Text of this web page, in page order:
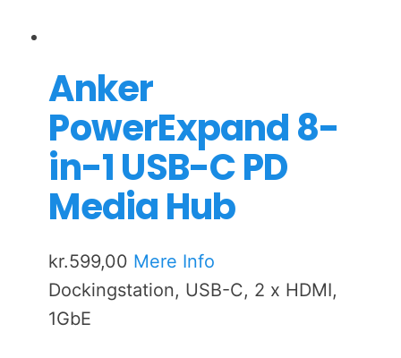
Anker
PowerExpand 8-
in-1 USB-C PD
Media Hub
kr.599,00 Mere Info
Dockingstation, USB-C, 2 x HDMI,
1GbE